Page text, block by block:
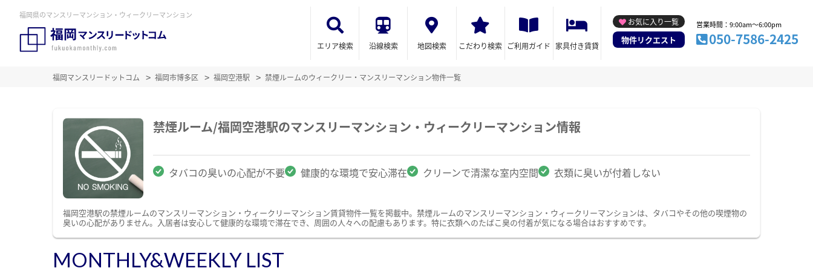
福岡県のマンスリーマンション・ウィークリーマンション
エリア検索 沿線検索 地図検索 こだわり検索 ご利用ガイド 家具付き賃貸
お気に入り一覧
物件リクエスト
営業時間：9:00am～6:00pm
050-7586-2425
福岡マンスリードットコム 福岡市博多区 福岡空港駅 禁煙ルームのウィークリー・マンスリーマンション物件一覧
禁煙ルーム/福岡空港駅のマンスリーマンション・ウィークリーマンション情報
タバコの臭いの心配が不要 健康的な環境で安心滞在 クリーンで清潔な室内空間 衣類に臭いが付着しない
福岡空港駅の禁煙ルームのマンスリーマンション・ウィークリーマンション賃貸物件一覧を掲載中。禁煙ルームのマンスリーマンション・ウィークリーマンションは、タバコやその他の喫煙物の
臭いの心配がありません。入居者は安心して健康的な環境で滞在でき、周囲の人々への配慮もあります。特に衣類へのたばこ臭の付着が気になる場合はおすすめです。
MONTHLY&WEEKLY LIST